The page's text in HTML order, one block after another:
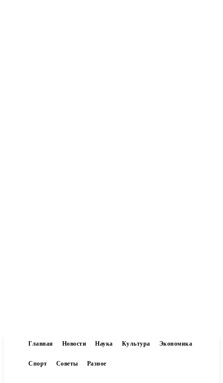
Главная Новости Наука Культура Экономика
Спорт Советы Разное